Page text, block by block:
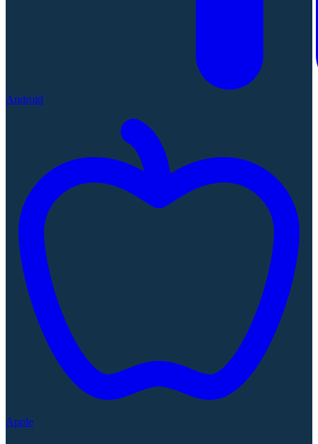
Android
Apple